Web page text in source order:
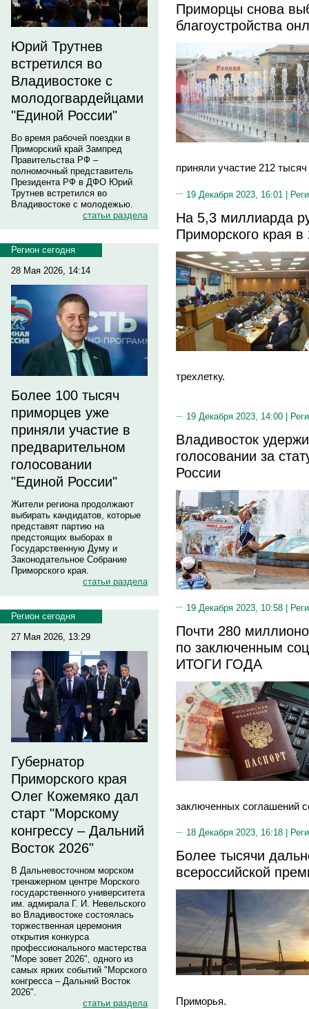
Юрий Трутнев
встретился во
Владивостоке с
молодогвардейцами
"Единой России"
Во время рабочей поездки в
Приморский край Зампред
Правительства РФ –
полномочный представитель
Президента РФ в ДФО Юрий
Трутнев встретился во
Владивостоке с молодежью.
статьи раздела
Регион сегодня
28 Мая 2026, 14:14
Более 100 тысяч
приморцев уже
приняли участие в
предварительном
голосовании
"Единой России"
Жители региона продолжают
выбирать кандидатов, которые
представят партию на
предстоящих выборах в
Государственную Думу и
Законодательное Собрание
Приморского края.
статьи раздела
Регион сегодня
27 Мая 2026, 13:29
Губернатор
Приморского края
Олег Кожемяко дал
старт "Морскому
конгрессу – Дальний
Восток 2026"
В Дальневосточном морском
тренажерном центре Морского
государственного университета
им. адмирала Г. И. Невельского
во Владивостоке состоялась
торжественная церемония
открытия конкурса
профессионального мастерства
"Море зовет 2026", одного из
самых ярких событий "Морского
конгресса – Дальний Восток
2026".
статьи раздела
Приморцы снова
благоустройства
приняли участие 212
19 Декабря 2023, 16:01 |
На 5,3 миллиарда
Приморского края в
трехлетку.
19 Декабря 2023, 14:00 |
Владивосток
голосовании за
России
19 Декабря 2023, 10:58 |
Почти 280
по заключенным
ИТОГИ ГОДА
заключенных соглашений
18 Декабря 2023, 16:18 |
Более тысячи
всероссийской
Приморья.